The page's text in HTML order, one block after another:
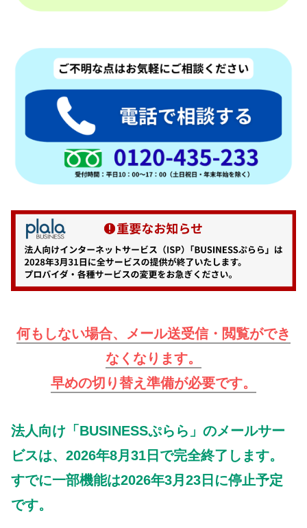
何もしない場合、メール送受信・閲覧ができ
なくなります。
早めの切り替え準備が必要です。
法人向け「BUSINESSぷらら」のメールサー
ビスは、2026年8月31日で完全終了します。
すでに一部機能は2026年3月23日に停止予定
です。